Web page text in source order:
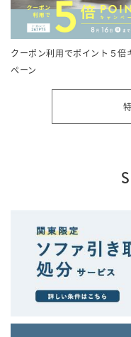
クーポン利用でポイント５倍
ペーン